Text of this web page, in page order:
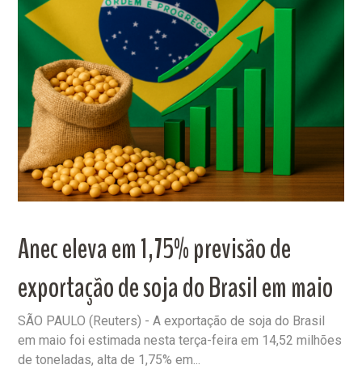
Anec eleva em 1,75% previsão de
exportação de soja do Brasil em maio
SÃO PAULO (Reuters) - A exportação de soja do Brasil
em maio foi estimada nesta terça-feira em 14,52 milhões
de toneladas, alta de 1,75% em...